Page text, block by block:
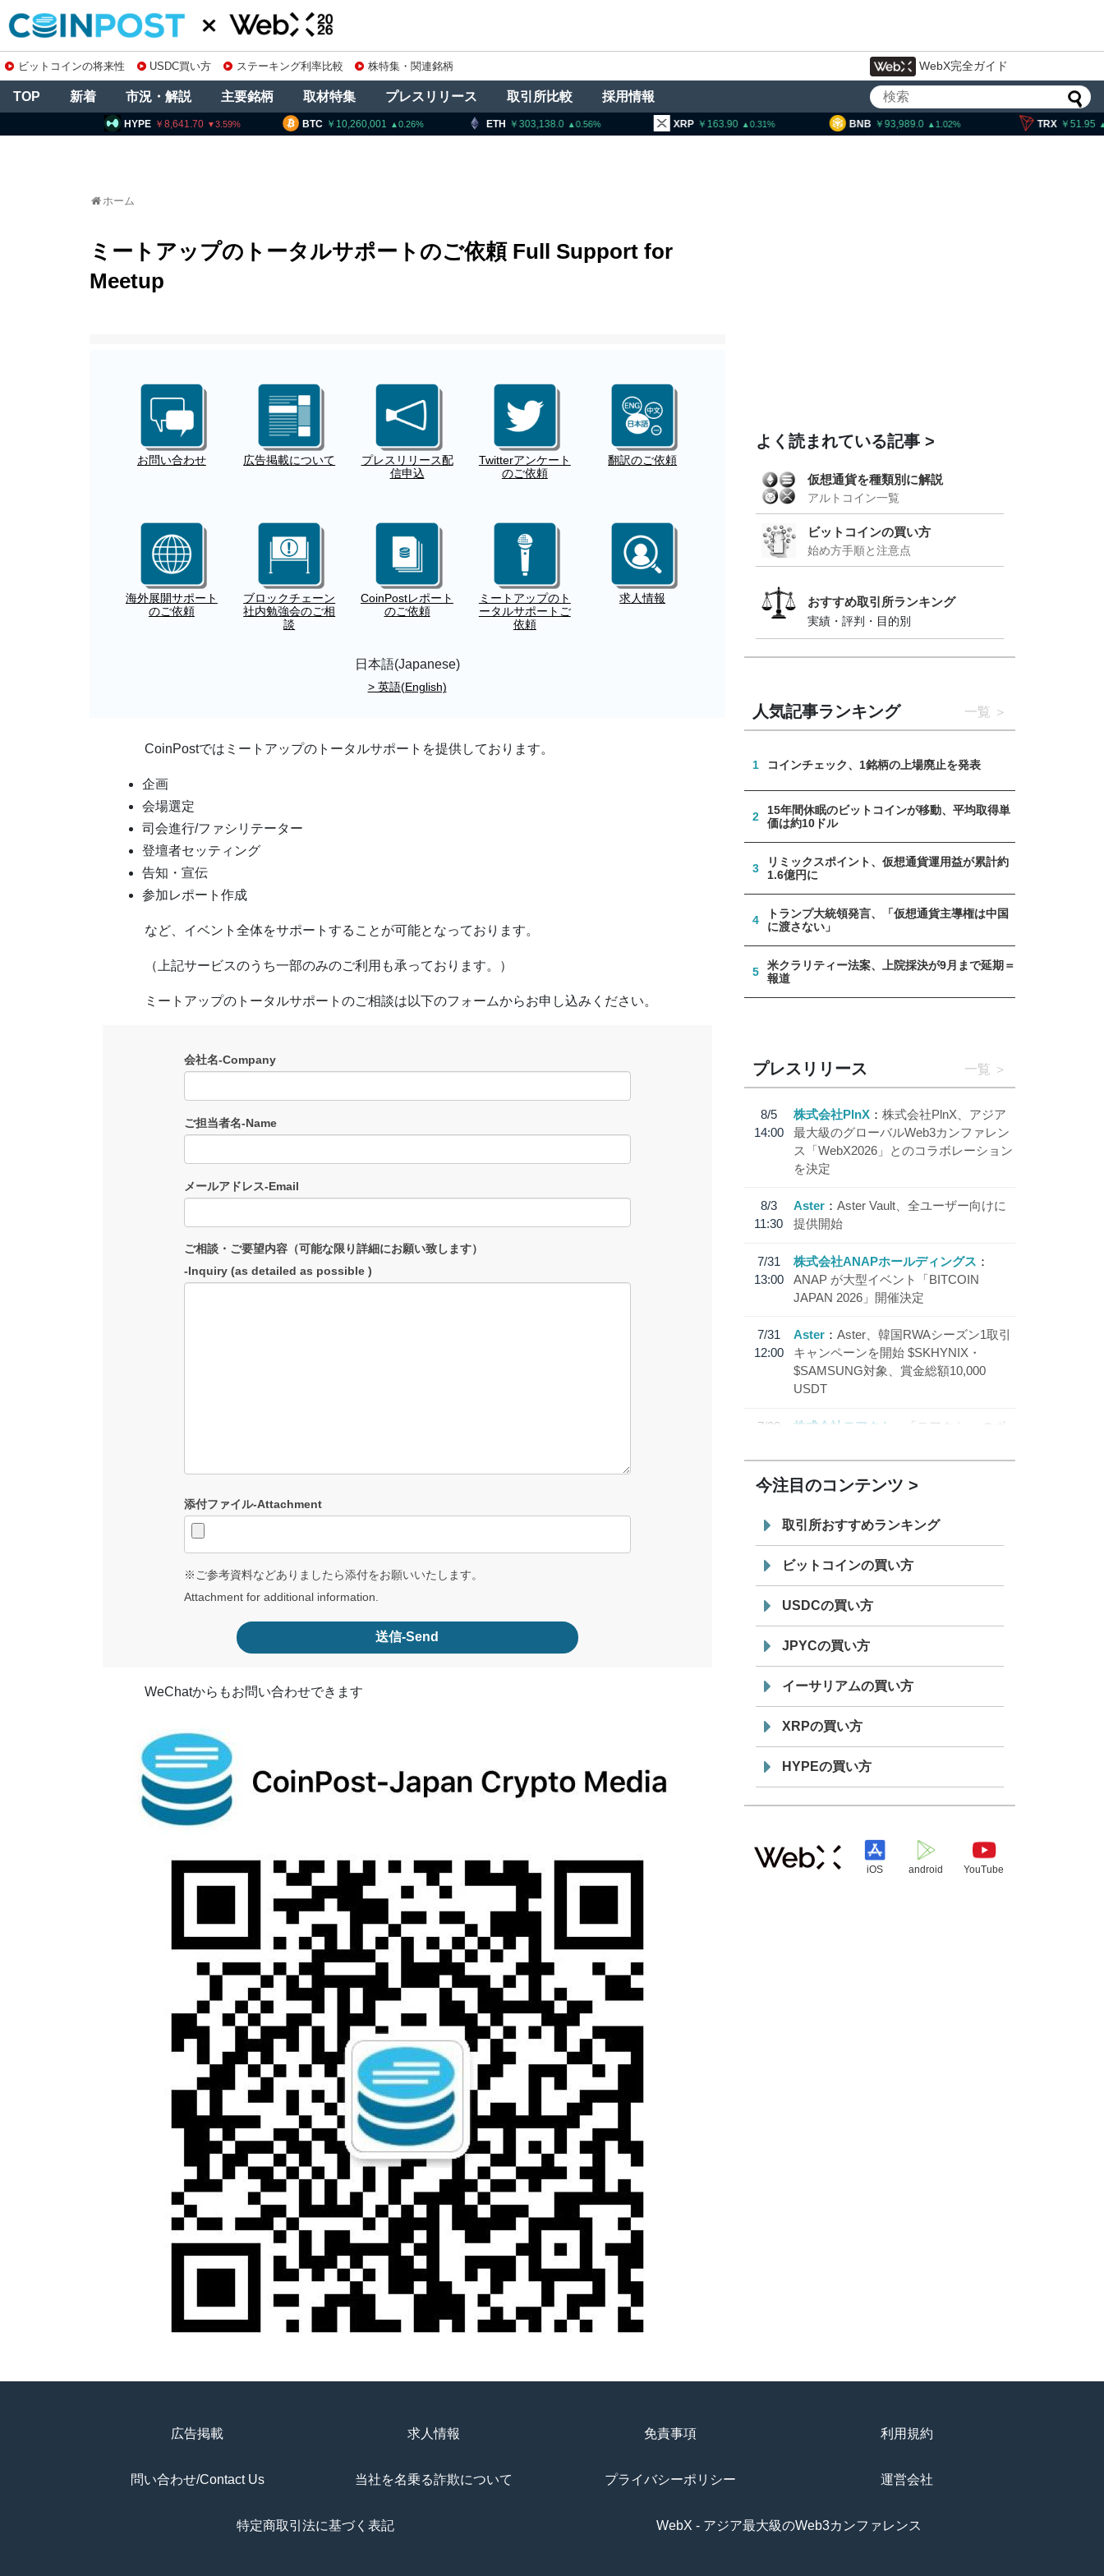
ビットコインの将来性 USDC買い方 ステーキング利率比較 株特集・関連銘柄 WebX完全ガイド
TOP 新着 市況・解説 主要銘柄 取材特集 プレスリリース 取引所比較 採用情報
BTC 10,260,001 0.26 ETH 303,138.0 0.56 XRP 0.31 BNB 1.02 TRX 0.76
3.59
ホーム
ミートアップのトータルサポートのご依頼 Full Support for
Meetup
お問い合わせ 広告掲載について
プレスリリース配
信申込
Twitterアンケート
のご依頼
翻訳のご依頼
海外展開サポート
のご依頼
ブロックチェーン
社内勉強会のご相
談
CoinPostレポート
のご依頼
ミートアップのト
ータルサポートご
依頼
求人情報
日本語(Japanese)
> 英語(English)
CoinPostではミートアップのトータルサポートを提供しております。
企画
会場選定
司会進行/ファシリテーター
登壇者セッティング
告知・宣伝
参加レポート作成
など、イベント全体をサポートすることが可能となっております。
（上記サービスのうち一部のみのご利用も承っております。）
ミートアップのトータルサポートのご相談は以下のフォームからお申し込みください。
会社名-Company
ご担当者名-Name
メールアドレス-Email
ご相談・ご要望内容（可能な限り詳細にお願い致します）
-Inquiry (as detailed as possible )
添付ファイル-Attachment
※ご参考資料などありましたら添付をお願いいたします。
Attachment for additional information.
WeChatからもお問い合わせできます
よく読まれている記事
仮想通貨を種類別に解説
アルトコイン一覧
ビットコインの買い方
始め方手順と注意点
おすすめ取引所ランキング
実績・評判・目的別
人気記事ランキング 一覧
1 コインチェック、1銘柄の上場廃止を発表
2
15年間休眠のビットコインが移動、平均取得単
価は約10ドル
3
リミックスポイント、仮想通貨運用益が累計約
1.6億円に
4
トランプ大統領発言、「仮想通貨主導権は中国
に渡さない」
5
米クラリティー法案、上院採決が9月まで延期＝
報道
プレスリリース 一覧
8/5
14:00
株式会社PlnX
株式会社PlnX、アジア
最大級のグローバルWeb3カンファレン
ス「WebX2026」とのコラボレーション
を決定
8/3
11:30
Aster
Aster Vault、全ユーザー向けに
提供開始
7/31
13:00
株式会社ANAPホールディングス
ANAP が大型イベント「BITCOIN
JAPAN 2026」開催決定
7/31
12:00
Aster
Aster、韓国RWAシーズン1取引
キャンペーンを開始 $SKHYNIX・
$SAMSUNG対象、賞金総額10,000
USDT
7/30
株式会社モアクト
「モアクト」 のポ
「 JPYC」を追加
19:30
てステーブルコイン「JPYSC」徹底解
説セミナーを開催
今注目のコンテンツ
取引所おすすめランキング
ビットコインの買い方
USDCの買い方
JPYCの買い方
イーサリアムの買い方
XRPの買い方
HYPEの買い方
iOS android YouTube
広告掲載 求人情報 免責事項 利用規約
問い合わせ/Contact Us 当社を名乗る詐欺について プライバシーポリシー 運営会社
特定商取引法に基づく表記 WebX - アジア最大級のWeb3カンファレンス